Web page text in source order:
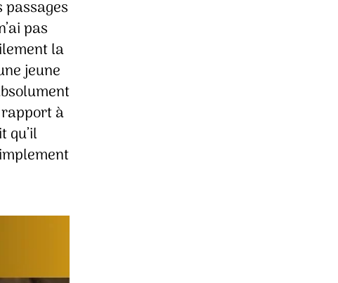
pas
la
jeune
à
qu’il